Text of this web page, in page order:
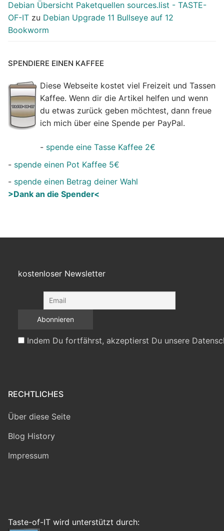
Debian Übersicht Paketquellen sources.list - TASTE-
OF-IT zu Debian Upgrade 11 Bullseye auf 12
Bookworm
SPENDIERE EINEN KAFFEE
Diese Webseite kostet viel Freizeit und Tassen
Kaffee. Wenn dir die Artikel helfen und wenn
du etwas zurück geben möchtest, dann freue
ich mich über eine Spende per PayPal.
- spende eine Tasse Kaffee 2€
- spende einen Pot Kaffee 5€
- spende einen Betrag deiner Wahl
>Dank an die Spender<
kostenloser Newsletter
Indem Du fortfährst, akzeptierst Du unsere
RECHTLICHES
Über diese Seite
Blog History
Impressum
Taste-of-IT wird unterstützt durch: